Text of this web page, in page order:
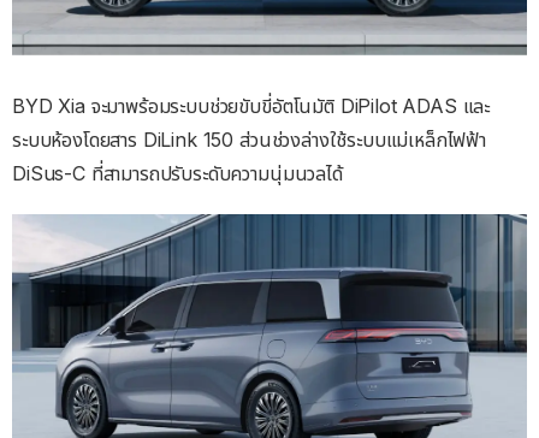
BYD Xia จะมาพร้อมระบบช่วยขับขี่อัตโนมัติ DiPilot ADAS และ
ระบบห้องโดยสาร DiLink 150 ส่วนช่วงล่างใช้ระบบแม่เหล็กไฟฟ้า
DiSus-C ที่สามารถปรับระดับความนุ่มนวลได้